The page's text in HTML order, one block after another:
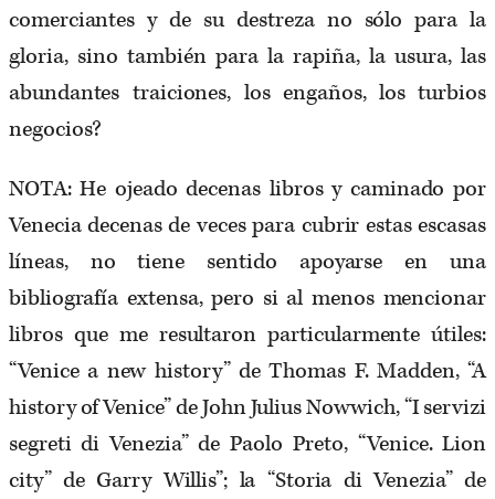
comerciantes y de su destreza no sólo para la
gloria, sino también para la rapiña, la usura, las
abundantes traiciones, los engaños, los turbios
negocios?
NOTA: He ojeado decenas libros y caminado por
Venecia decenas de veces para cubrir estas escasas
líneas, no tiene sentido apoyarse en una
bibliografía extensa, pero si al menos mencionar
libros que me resultaron particularmente útiles:
“Venice a new history” de Thomas F. Madden, “A
history of Venice” de John Julius Nowwich, “I servizi
segreti di Venezia” de Paolo Preto, “Venice. Lion
city” de Garry Willis”; la “Storia di Venezia” de